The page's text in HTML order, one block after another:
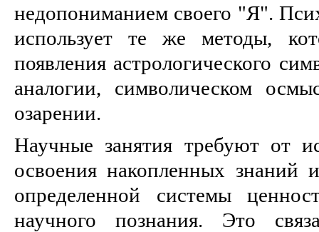
недопониманием своего "Я".
использует те же методы,
появления астрологического
аналогии, символическом
озарении.
Научные занятия требуют от
освоения накопленных знаний
определенной системы
научного познания. Это